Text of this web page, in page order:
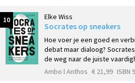
10 Elke Wiss
Socrates op sneakers
Hoe voer je een goed en
debat maar dialoog?
de weg naar de juiste
Ambo l Anthos € 21,99 ISBN